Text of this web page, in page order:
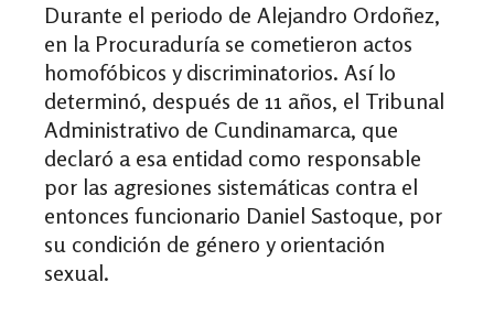
Durante el periodo de Alejandro Ordoñez,
en la Procuraduría se cometieron actos
homofóbicos y discriminatorios. Así lo
determinó, después de 11 años, el Tribunal
Administrativo de Cundinamarca, que
declaró a esa entidad como responsable
por las agresiones sistemáticas contra el
entonces funcionario Daniel Sastoque, por
su condición de género y orientación
sexual.